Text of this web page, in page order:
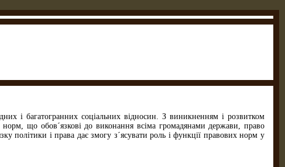
і багатогранних соціальних відносин. З виникненням і розвитком
що обов´язкові до виконання всіма громадянами держави, право
політики і права дає змогу з´ясувати роль і функції правових норм у